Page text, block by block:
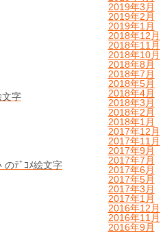
2019年3月
2019年2月
2019年1月
2018年12月
2018年11月
2018年10月
2018年8月
2018年7月
2018年5月
2018年4月
2018年3月
2018年2月
2018年1月
2017年12月
2017年11月
2017年9月
2017年7月
2017年6月
2017年5月
2017年3月
2017年1月
2016年12月
2016年11月
2016年9月